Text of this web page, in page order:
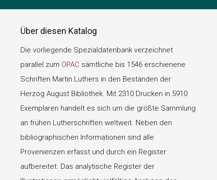
Über diesen Katalog
Die vorliegende Spezialdatenbank verzeichnet
parallel zum OPAC sämtliche bis 1546 erschienene
Schriften Martin Luthers in den Beständen der
Herzog August Bibliothek. Mit 2310 Drucken in 5910
Exemplaren handelt es sich um die größte Sammlung
an frühen Lutherschriften weltweit. Neben den
bibliographischen Informationen sind alle
Provenienzen erfasst und durch ein Register
aufbereitet. Das analytische Register der